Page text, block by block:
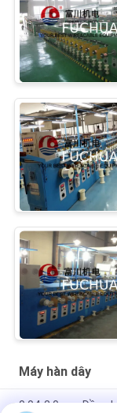
Máy hàn dây
0.04-2.0mm Đồng